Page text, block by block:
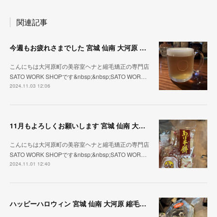
関連記事
今週もお疲れさまでした 宮城 仙南 大河原 縮毛矯正 髪質改善 ヘナ 美容室 SATO WORK SHOP
こんにちは大河原町の美容室ヘナと縮毛矯正の専門店
SATO WORK SHOPです&nbsp;&nbsp;SATO WOR…
2024.11.03 12:06
11月もよろしくお願いします 宮城 仙南 大河原 縮毛矯正 髪質改善 ヘナ 美容室 SATO WORK SHOP
こんにちは大河原町の美容室ヘナと縮毛矯正の専門店
SATO WORK SHOPです&nbsp;&nbsp;SATO WOR…
2024.11.01 12:40
ハッピーハロウィン 宮城 仙南 大河原 縮毛矯正 髪質改善 ヘナ 美容室 SATO WORK SHOP